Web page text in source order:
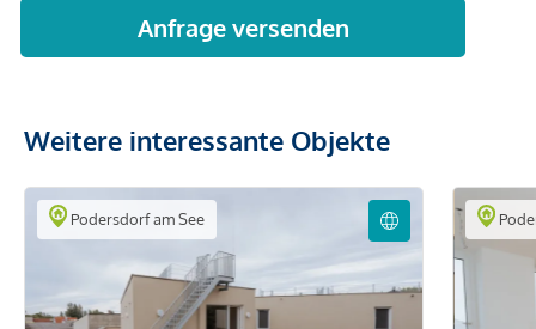
Weitere interessante Objekte
Podersdorf am See